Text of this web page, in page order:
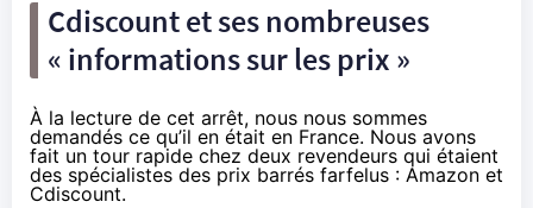
Cdiscount et ses nombreuses
« informations sur les prix »
À la lecture de cet arrêt, nous nous sommes
demandés ce qu’il en était en France. Nous avons
fait un tour rapide chez deux revendeurs qui étaient
des spécialistes des prix barrés farfelus : Amazon et
Cdiscount.